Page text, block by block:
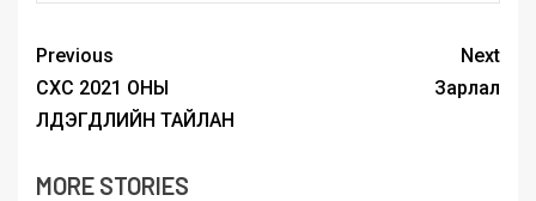
Previous
СХС 2021 ОНЫ
ҮЛДЭГДЛИЙН ТАЙЛАН
Next
Зарлал
MORE STORIES